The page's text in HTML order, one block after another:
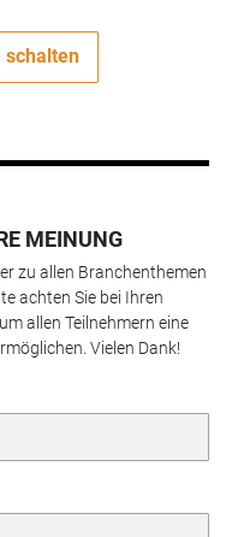
schalten
MEINUNG
zu allen Branchenthemen
achten Sie bei Ihren
allen Teilnehmern eine
Vielen Dank!